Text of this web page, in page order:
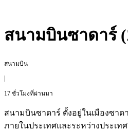
สนามบินซาดาร์
สนามบิน
17 ชั่วโมงที่ผ่านมา
สนามบินซาดาร์ ตั้งอยู่ในเมืองซาด
ภายในประเทศและระหว่างประเทศ